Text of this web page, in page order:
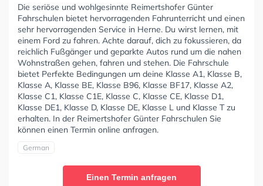
Die seriöse und wohlgesinnte Reimertshofer Günter
Fahrschulen bietet hervorragenden Fahrunterricht und einen
sehr hervorragenden Service in Herne. Du wirst lernen, mit
einem Ford zu fahren. Achte darauf, dich zu fokussieren, da
reichlich Fußgänger und geparkte Autos rund um die nahen
Wohnstraßen gehen, fahren und stehen. Die Fahrschule
bietet Perfekte Bedingungen um deine Klasse A1, Klasse B,
Klasse A, Klasse BE, Klasse B96, Klasse BF17, Klasse A2,
Klasse C1, Klasse C1E, Klasse C, Klasse CE, Klasse D1,
Klasse DE1, Klasse D, Klasse DE, Klasse L und Klasse T zu
erhalten. In der Reimertshofer Günter Fahrschulen Sie
können einen Termin online anfragen.
German
Einen Termin anfragen